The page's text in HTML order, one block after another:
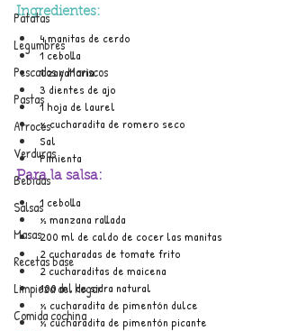
Patatas
Legumbres
Pescados y Mariscos
Pastas
Arroces
Verduras
Bebidas
Salsas
Masas
Recetas base
Limpieza del hogar
Comida cochina
Ingredientes:
4 manitas de cerdo
1 cebolla
1 zanahoria
3 dientes de ajo
1 hoja de laurel
½ cucharadita de romero seco
Sal
Pimienta
Para la salsa:
1 cebolla
½ manzana rallada
200 ml de caldo de cocer las manitas
2 cucharadas de tomate frito
2 cucharaditas de maicena
100 ml de sidra natural
½ cucharadita de pimentón dulce
½ cucharadita de pimentón picante